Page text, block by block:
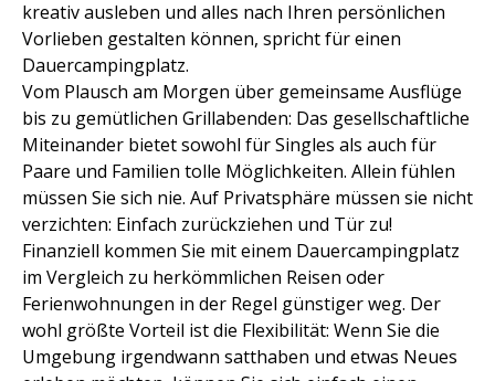
kreativ ausleben und alles nach Ihren persönlichen
Vorlieben gestalten können, spricht für einen
Dauercampingplatz.
Vom Plausch am Morgen über gemeinsame Ausflüge
bis zu gemütlichen Grillabenden: Das gesellschaftliche
Miteinander bietet sowohl für Singles als auch für
Paare und Familien tolle Möglichkeiten. Allein fühlen
müssen Sie sich nie. Auf Privatsphäre müssen sie nicht
verzichten: Einfach zurückziehen und Tür zu!
Finanziell kommen Sie mit einem Dauercampingplatz
im Vergleich zu herkömmlichen Reisen oder
Ferienwohnungen in der Regel günstiger weg. Der
wohl größte Vorteil ist die Flexibilität: Wenn Sie die
Umgebung irgendwann satthaben und etwas Neues